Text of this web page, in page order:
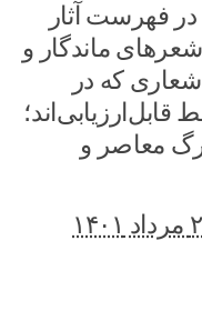
فهرست آثار
ماندگار و‌
که در
معاصر و